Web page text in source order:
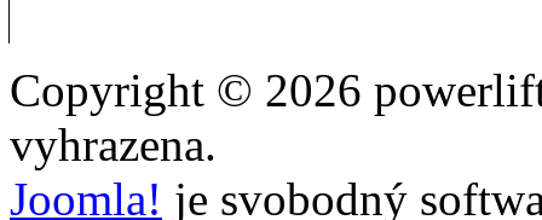
Copyright © 2026
vyhrazena.
Joomla! je svobodný